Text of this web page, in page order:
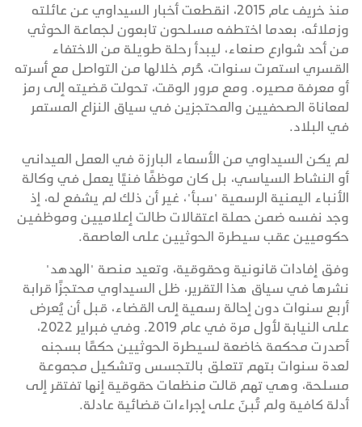
منذ خريف عام 2015، انقطعت أخبار السيداوي عن عائلته
وزملائه، بعدما اختطفه مسلحون تابعون لجماعة الحوثي
من أحد شوارع صنعاء، ليبدأ رحلة طويلة من الاختفاء
القسري استمرت سنوات، حُرم خلالها من التواصل مع أسرته
أو معرفة مصيره. ومع مرور الوقت، تحولت قضيته إلى رمز
لمعاناة الصحفيين والمحتجزين في سياق النزاع المستمر
في البلاد.
لم يكن السيداوي من الأسماء البارزة في العمل الميداني
أو النشاط السياسي، بل كان موظفًا فنيًا يعمل في وكالة
الأنباء اليمنية الرسمية "سبأ"، غير أن ذلك لم يشفع له، إذ
وجد نفسه ضمن حملة اعتقالات طالت إعلاميين وموظفين
حكوميين عقب سيطرة الحوثيين على العاصمة.
وفق إفادات قانونية وحقوقية، وتعيد منصة "الهدهد"
نشرها في سياق هذا التقرير، ظل السيداوي محتجزًا قرابة
أربع سنوات دون إحالة رسمية إلى القضاء، قبل أن يُعرض
على النيابة لأول مرة في عام 2019. وفي فبراير 2022،
أصدرت محكمة خاضعة لسيطرة الحوثيين حكمًا بسجنه
لعدة سنوات بتهم تتعلق بالتجسس وتشكيل مجموعة
مسلحة، وهي تهم قالت منظمات حقوقية إنها تفتقر إلى
أدلة كافية ولم تُبنَ على إجراءات قضائية عادلة.